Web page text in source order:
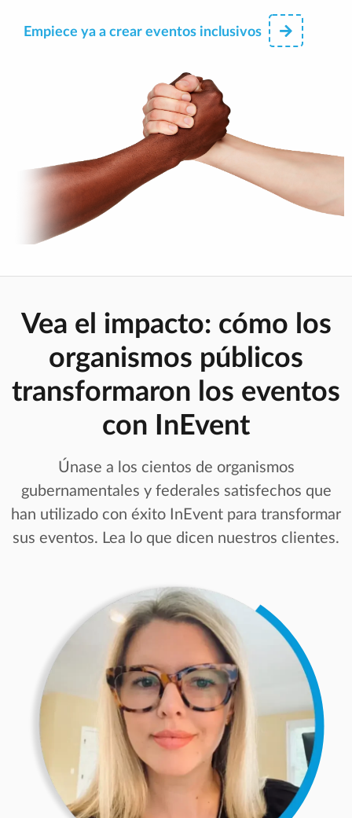
Empiece ya a crear eventos inclusivos
Vea el impacto: cómo los
organismos públicos
transformaron los eventos
con InEvent
Únase a los cientos de organismos
gubernamentales y federales satisfechos que
han utilizado con éxito InEvent para transformar
sus eventos. Lea lo que dicen nuestros clientes.